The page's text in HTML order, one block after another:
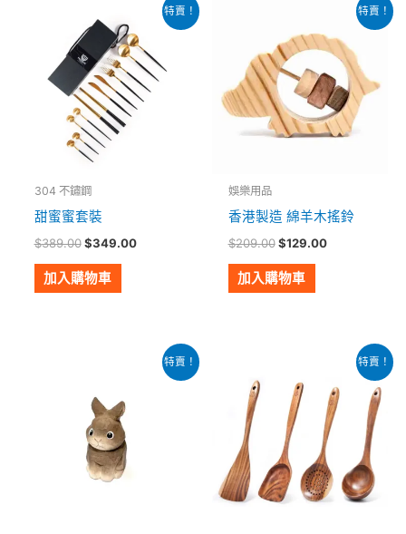
特賣！
304 不鏽鋼
甜蜜蜜套裝
$389.00
始
價
格：
$389.00。
$349.00
價
格：
$349.00。
加入購物車
特賣！
娛樂用品
香港製造 綿羊木搖鈴
$209.00
格：
$209.00。
$129.00
價
格：
$129.00。
加入購物車
特賣！
格：
$109.00。
特賣！
範
圍：
$49.00
$189.00
產
種
款